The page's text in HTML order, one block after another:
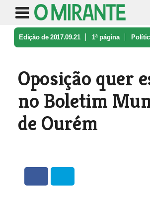
Edição de 2017.09.21 1ª página
Oposição quer
no Boletim
de Ourém